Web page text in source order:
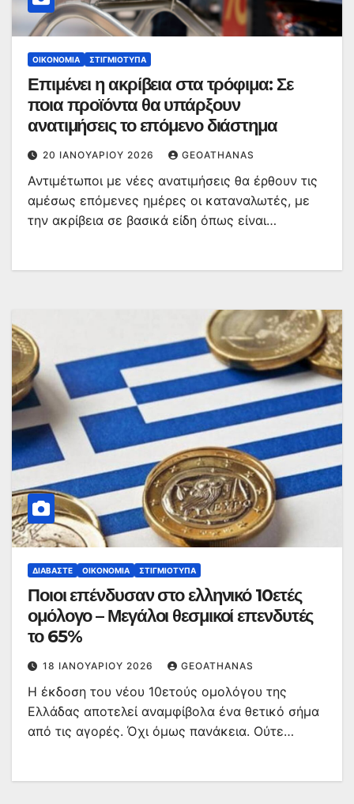
ΟΙΚΟΝΟΜΊΑ ΣΤΙΓΜΙΌΤΥΠΑ
Επιμένει η ακρίβεια στα τρόφιμα: Σε
ποια προϊόντα θα υπάρξουν
ανατιμήσεις το επόμενο διάστημα
20 ΙΑΝΟΥΑΡΊΟΥ 2026 GEOATHANAS
Αντιμέτωποι με νέες ανατιμήσεις θα έρθουν τις
αμέσως επόμενες ημέρες οι καταναλωτές, με
την ακρίβεια σε βασικά είδη όπως είναι…
ΔΙΑΒΆΣΤΕ ΟΙΚΟΝΟΜΊΑ ΣΤΙΓΜΙΌΤΥΠΑ
Ποιοι επένδυσαν στο ελληνικό 10ετές
ομόλογο – Μεγάλοι θεσμικοί επενδυτές
το 65%
18 ΙΑΝΟΥΑΡΊΟΥ 2026 GEOATHANAS
Η έκδοση του νέου 10ετούς ομολόγου της
Ελλάδας αποτελεί αναμφίβολα ένα θετικό σήμα
από τις αγορές. Όχι όμως πανάκεια. Ούτε…